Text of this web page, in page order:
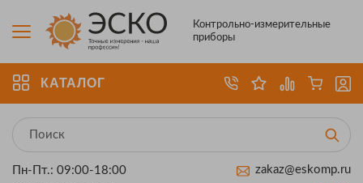
Контрольно-измерительные
приборы
КАТАЛОГ
Пн-Пт.: 09:00-18:00
zakaz@eskomp.ru